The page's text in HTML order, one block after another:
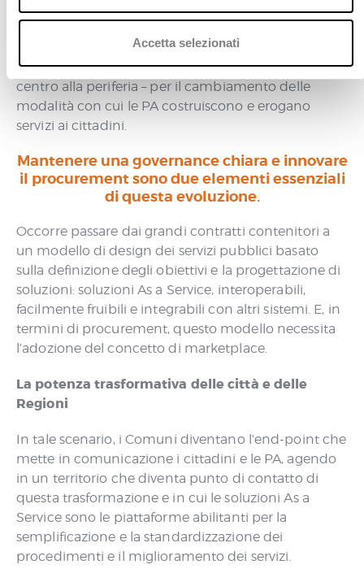
n
Accetta selezionati
Dare piena attuazione alle strategie delineate nel
percorrere: occorre far sì che la sua
implementazione diventi progetto concreto – dal
centro alla periferia – per il cambiamento delle
modalità con cui le PA costruiscono e erogano
servizi ai cittadini.
Mantenere una governance chiara e innovare
il procurement sono due elementi essenziali
di questa evoluzione.
Occorre passare dai grandi contratti contenitori a
un modello di design dei servizi pubblici basato
sulla definizione degli obiettivi e la progettazione di
soluzioni: soluzioni As a Service, interoperabili,
facilmente fruibili e integrabili con altri sistemi. E, in
termini di procurement, questo modello necessita
l’adozione del concetto di marketplace.
La potenza trasformativa delle città e delle
Regioni
In tale scenario, i Comuni diventano l’end-point che
mette in comunicazione i cittadini e le PA, agendo
in un territorio che diventa punto di contatto di
questa trasformazione e in cui le soluzioni As a
Service sono le piattaforme abilitanti per la
semplificazione e la standardizzazione dei
procedimenti e il miglioramento dei servizi.